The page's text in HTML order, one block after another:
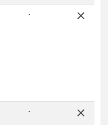
- close
- close